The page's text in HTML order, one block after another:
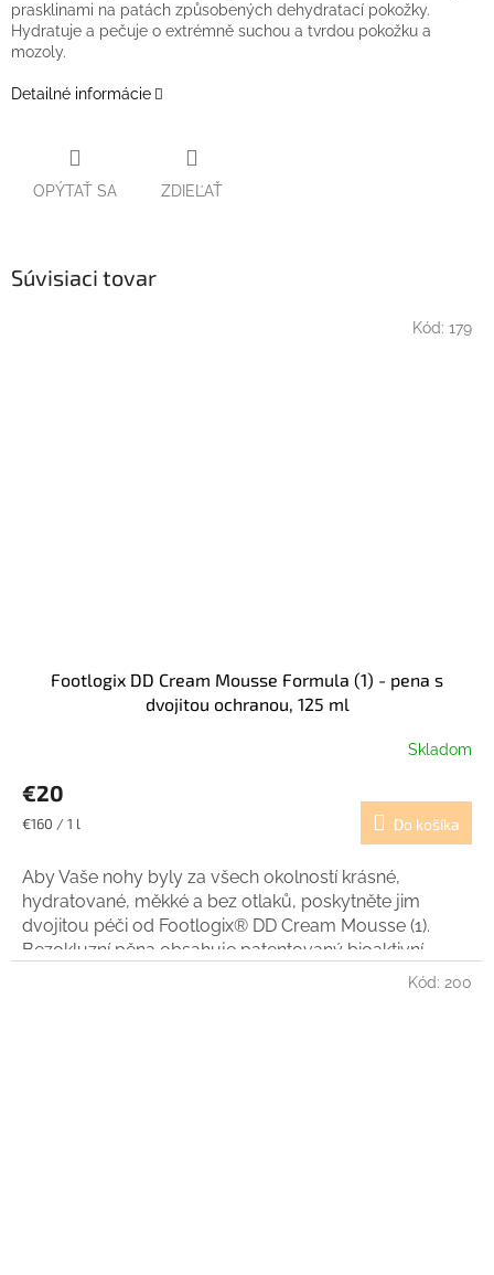
prasklinami na patách způsobených dehydratací pokožky.
Hydratuje a pečuje o extrémně suchou a tvrdou pokožku a
mozoly.
Detailné informácie
OPÝTAŤ SA ZDIEĽAŤ
Súvisiaci tovar
Footlogix DD Cream Mousse Formula (1) - pena s
dvojitou ochranou, 125 ml
Skladom
€20
Jednotková
€160 / 1 l Do košíka
Aby Vaše nohy byly za všech okolností krásné,
hydratované, měkké a bez otlaků, poskytněte jim
dvojitou péči od Footlogix® DD Cream Mousse (1).
Bezokluzní pěna obsahuje patentovaný bioaktivní
extrakt z mikrořasy Spiraleen™. Pěna nohy hydratuje,
Kód: 179
Kód: 200